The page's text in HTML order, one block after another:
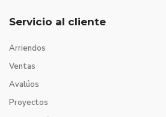
Servicio al cliente
Arriendos
Ventas
Avalúos
Proyectos